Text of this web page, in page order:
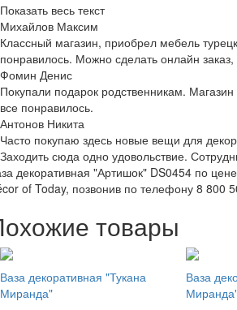
Показать весь текст
Михайлов Максим
Классный магазин, приобрел мебель
понравилось. Можно сделать онлайн заказ,
Фомин Денис
Покупали подарок родственникам.
все понравилось.
Антонов Никита
Часто покупаю здесь новые вещи для
Заходить сюда одно удовольствие.
декоративная "Артишок" DS0454 по
of Today, позвонив по телефону 8 800
товары
Ваза декоративная "Тукана
Миранда"
Ваза